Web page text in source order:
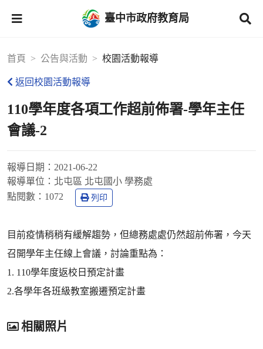
臺中市政府教育局
首頁 公告與活動 校園活動報導
返回校園活動報導
110學年度各項工作超前佈署-學年主任
會議-2
報導日期： 2021-06-22
報導單位： 北屯區 北屯國小 學務處
點閱數： 1072 列印
目前疫情稍稍有緩解趨勢，但總務處處仍然超前佈署，今天
召開學年主任線上會議，討論重點為：
1. 110學年度返校日預定計畫
2.各學年各班級教室搬遷預定計畫
相關照片